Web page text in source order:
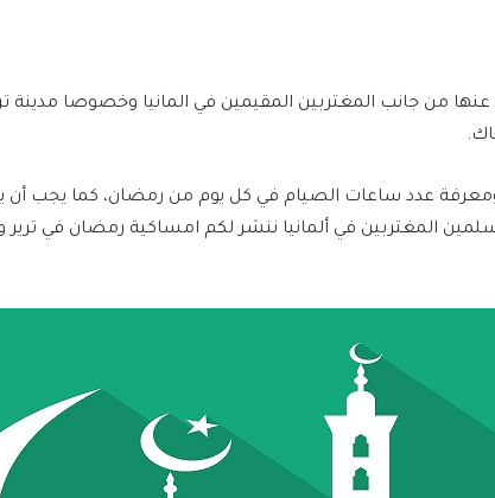
2023، التي يزداد البحث عنها من جانب المغتربين المقيمين في المانيا
ومعرفة عدد ساعات الصيام في كل يوم من رمضان، كما يجب أن
المغتربين في ألمانيا ننشر لكم امساكية رمضان في